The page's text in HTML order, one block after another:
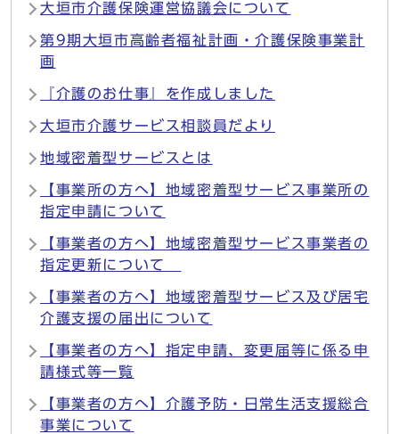
大垣市介護保険運営協議会について
第9期大垣市高齢者福祉計画・介護保険事業計
画
『介護のお仕事』を作成しました
大垣市介護サービス相談員だより
地域密着型サービスとは
【事業所の方へ】地域密着型サービス事業所の
指定申請について
【事業者の方へ】地域密着型サービス事業者の
指定更新について
【事業者の方へ】地域密着型サービス及び居宅
介護支援の届出について
【事業者の方へ】指定申請、変更届等に係る申
請様式等一覧
【事業者の方へ】介護予防・日常生活支援総合
事業について